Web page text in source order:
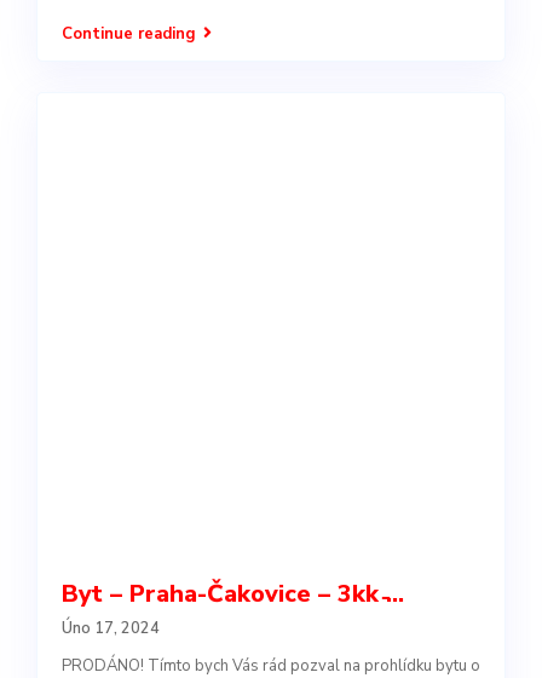
Continue reading
Byt – Praha-Čakovice – 3kk ̵...
Úno 17, 2024
PRODÁNO! Tímto bych Vás rád pozval na prohlídku bytu o